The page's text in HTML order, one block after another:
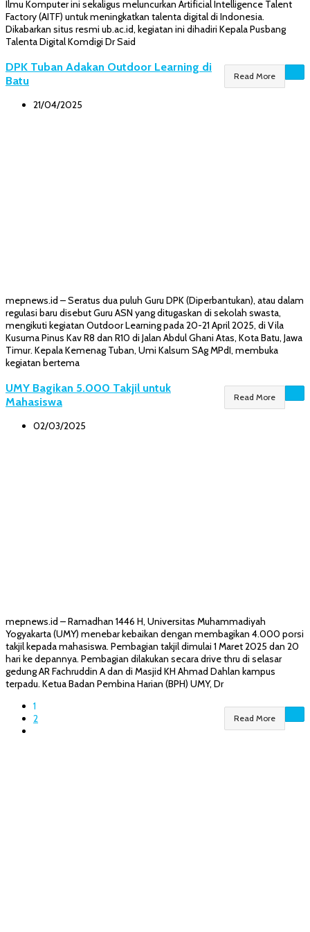
Ilmu Komputer ini sekaligus meluncurkan Artificial Intelligence Talent
Factory (AITF) untuk meningkatkan talenta digital di Indonesia.
Dikabarkan situs resmi ub.ac.id, kegiatan ini dihadiri Kepala Pusbang
Talenta Digital Komdigi Dr Said
Read More
DPK Tuban Adakan Outdoor Learning di
Batu
21/04/2025
mepnews.id – Seratus dua puluh Guru DPK (Diperbantukan), atau dalam
regulasi baru disebut Guru ASN yang ditugaskan di sekolah swasta,
mengikuti kegiatan Outdoor Learning pada 20-21 April 2025, di Vila
Kusuma Pinus Kav R8 dan R10 di Jalan Abdul Ghani Atas, Kota Batu, Jawa
Timur. Kepala Kemenag Tuban, Umi Kalsum SAg MPdI, membuka
kegiatan bertema
Read More
UMY Bagikan 5.000 Takjil untuk
Mahasiswa
02/03/2025
mepnews.id – Ramadhan 1446 H, Universitas Muhammadiyah
Yogyakarta (UMY) menebar kebaikan dengan membagikan 4.000 porsi
takjil kepada mahasiswa. Pembagian takjil dimulai 1 Maret 2025 dan 20
hari ke depannya. Pembagian dilakukan secara drive thru di selasar
gedung AR Fachruddin A dan di Masjid KH Ahmad Dahlan kampus
terpadu. Ketua Badan Pembina Harian (BPH) UMY, Dr
Read More
1
2